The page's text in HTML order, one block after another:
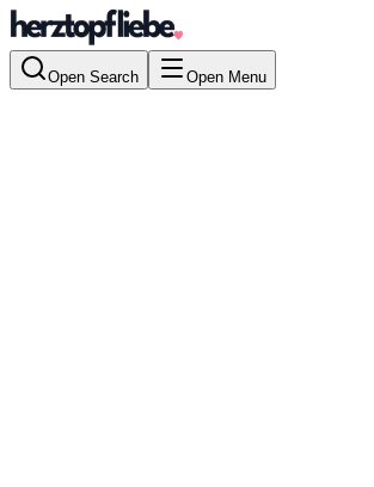
Open Search Open Menu